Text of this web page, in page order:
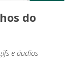
do
e áudios